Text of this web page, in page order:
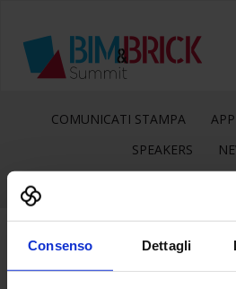
Consenso Dettagli
COMUNICATI STAMPA
SPEAKERS